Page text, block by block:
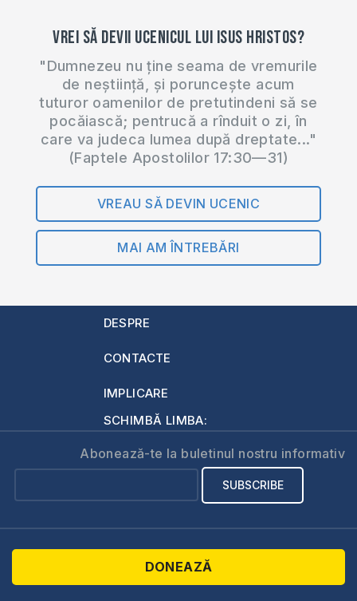
Vrei să devii ucenicul lui Isus Hristos?
"Dumnezeu nu ține seama de vremurile
de neștiință, și poruncește acum
tuturor oamenilor de pretutindeni să se
pocăiască; pentrucă a rînduit o zi, în
care va judeca lumea după dreptate..."
(Faptele Apostolilor 17:30—31)
VREAU SĂ DEVIN UCENIC
MAI AM ÎNTREBĂRI
DESPRE
CONTACTE
IMPLICARE
SCHIMBĂ LIMBA:
Abonează-te la buletinul nostru informativ
DONEAZĂ